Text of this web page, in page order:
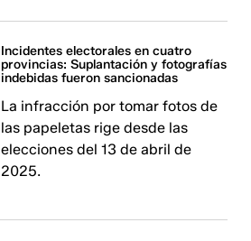
Incidentes electorales en cuatro
provincias: Suplantación y fotografías
indebidas fueron sancionadas
La infracción por tomar fotos de
las papeletas rige desde las
elecciones del 13 de abril de
2025.